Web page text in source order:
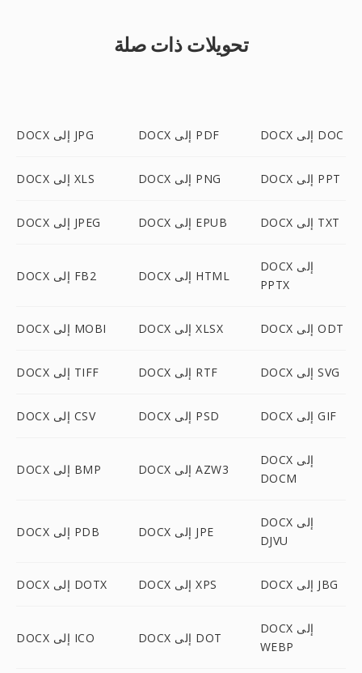
تحويلات ذات صلة
DOCX إلى JPG DOCX إلى PDF DOCX إلى DOC
DOCX إلى XLS DOCX إلى PNG DOCX إلى PPT
DOCX إلى JPEG DOCX إلى EPUB DOCX إلى TXT
DOCX إلى FB2 DOCX إلى HTML
DOCX إلى
PPTX
DOCX إلى MOBI DOCX إلى XLSX DOCX إلى ODT
DOCX إلى TIFF DOCX إلى RTF DOCX إلى SVG
DOCX إلى CSV DOCX إلى PSD DOCX إلى GIF
DOCX إلى BMP DOCX إلى AZW3
DOCX إلى
DOCM
DOCX إلى PDB DOCX إلى JPE
DOCX إلى
DJVU
DOCX إلى DOTX DOCX إلى XPS DOCX إلى JBG
DOCX إلى ICO DOCX إلى DOT
DOCX إلى
WEBP